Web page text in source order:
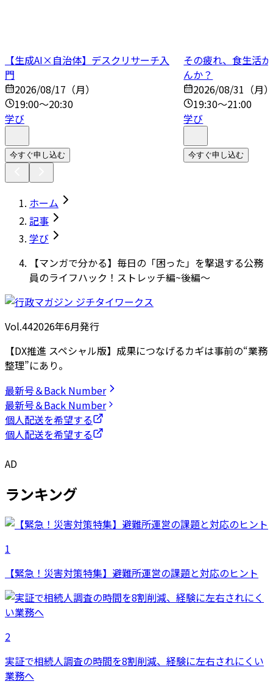
【生成AI×自治体】デスクリサーチ入
門
2026/08/17（月）
19:00～20:30
学び
今すぐ申し込む
その疲れ、食生活
んか？
2026/08/31（月
19:30～21:00
学び
今すぐ申し込む
ホーム
記事
学び
【マンガで分かる】毎日の「困った」を撃退する公務
員のライフハック！ストレッチ編~後編～
Vol.442026年6月発行
【DX推進 スペシャル版】成果につなげるカギは事前の“業務
整理”にあり。
最新号＆Back Number
最新号＆Back Number
個人配送を希望する
個人配送を希望する
AD
ランキング
1
【緊急！災害対策特集】避難所運営の課題と対応のヒント
2
実証で相続人調査の時間を8割削減、経験に左右されにくい
業務へ